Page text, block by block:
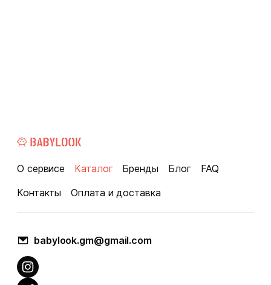
О сервисе Каталог Бренды Блог
FAQ
Контакты
Оплата и доставка
babylook.gm@gmail.com